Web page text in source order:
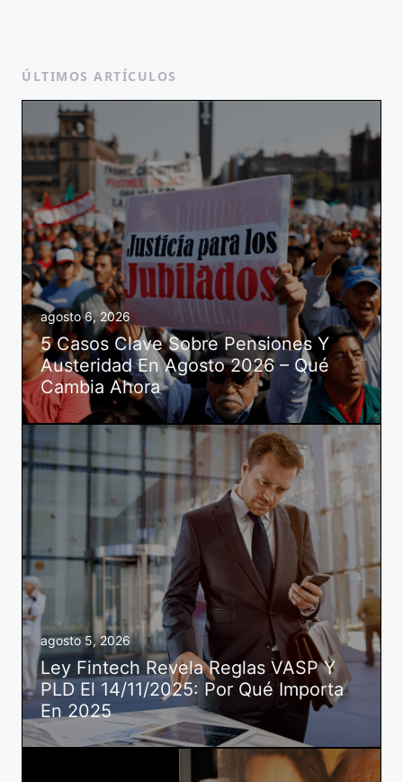
ÚLTIMOS ARTÍCULOS
agosto 6, 2026
5 Casos Clave Sobre Pensiones Y
Austeridad En Agosto 2026 – Qué
Cambia Ahora
agosto 5, 2026
Ley Fintech Revela Reglas VASP Y
PLD El 14/11/2025: Por Qué Importa
En 2025